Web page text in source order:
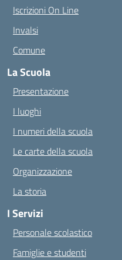
Iscrizioni On Line
Invalsi
Comune
La Scuola
Presentazione
I luoghi
I numeri della scuola
Le carte della scuola
Organizzazione
La storia
I Servizi
Personale scolastico
Famiglie e studenti